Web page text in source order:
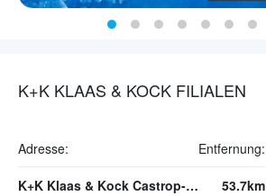
K+K KLAAS & KOCK FILIALEN
Adresse: Entfernung:
K+K Klaas & Kock Castrop-Rauxel 53.7km